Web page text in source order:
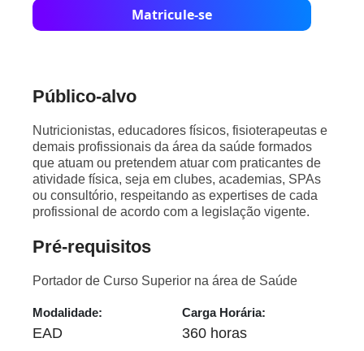
Matricule-se
Público-alvo
Nutricionistas, educadores físicos, fisioterapeutas e
demais profissionais da área da saúde formados
que atuam ou pretendem atuar com praticantes de
atividade física, seja em clubes, academias, SPAs
ou consultório, respeitando as expertises de cada
profissional de acordo com a legislação vigente.
Pré-requisitos
Portador de Curso Superior na área de Saúde
Modalidade:
EAD
Carga Horária:
360 horas